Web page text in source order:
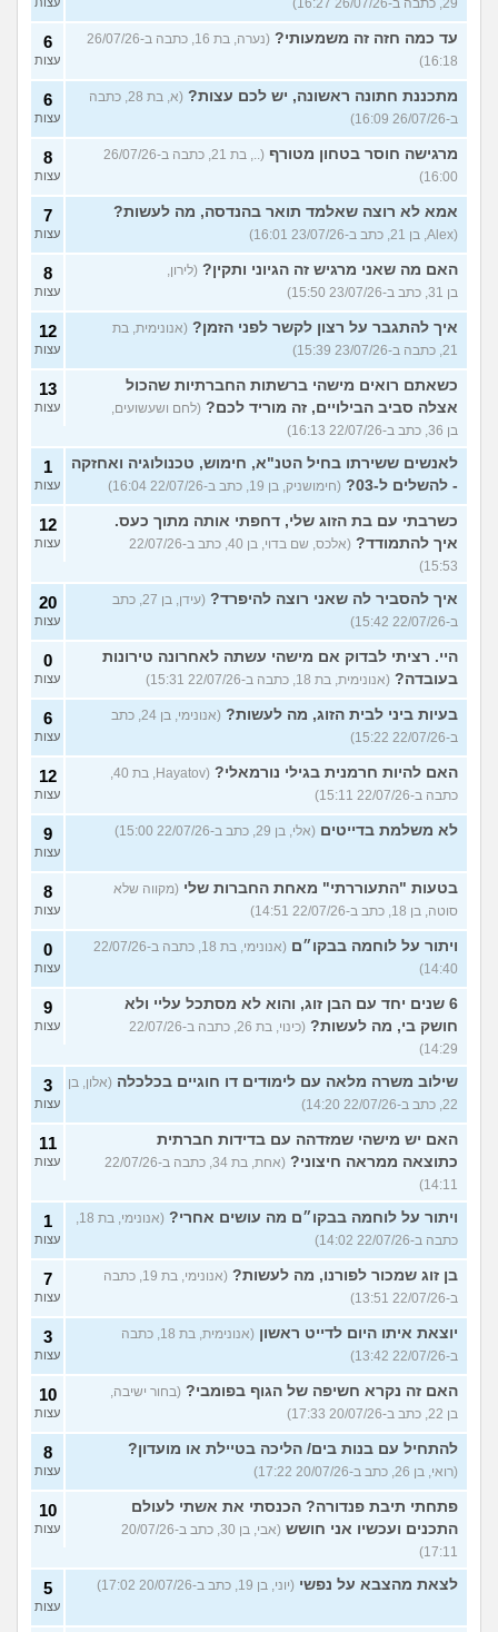
29, כתבה ב-26/07/26 16:27)
עד כמה חזה זה משמעותי?
(נערה, בת 16, כתבה ב-26/07/26
16:18)
6
עצות
מתכננת חתונה ראשונה, יש לכם עצות?
(א, בת 28, כתבה
ב-26/07/26 16:09)
6
עצות
מרגישה חוסר בטחון מטורף
(.., בת 21, כתבה ב-26/07/26
16:00)
8
עצות
אמא לא רוצה שאלמד תואר בהנדסה, מה לעשות?
(Alex, בן 21, כתב ב-23/07/26 16:01)
7
עצות
האם מה שאני מרגיש זה הגיוני ותקין? (לירון,
בן 31, כתב ב-23/07/26 15:50)
8
עצות
איך להתגבר על רצון לקשר לפני הזמן? (אנונימית, בת
21, כתבה ב-23/07/26 15:39)
12
עצות
כשאתם רואים מישהי ברשתות החברתיות שהכול
אצלה סביב הבילויים, זה מוריד לכם? (לחם ושעשועים,
בן 36, כתב ב-22/07/26 16:13)
13
עצות
לאנשים ששירתו בחיל הטנ"א, חימוש, טכנולוגיה ואחזקה
- להשלים ל-03?
(חימושניק, בן 19, כתב ב-22/07/26 16:04)
1
עצות
כשרבתי עם בת הזוג שלי, דחפתי אותה מתוך כעס.
איך להתמודד?
(אלכס, שם בדוי, בן 40, כתב ב-22/07/26
15:53)
12
עצות
איך להסביר לה שאני רוצה להיפרד?
(עידן, בן 27, כתב
ב-22/07/26 15:42)
20
עצות
היי. רציתי לבדוק אם מישהי עשתה לאחרונה טירונות
בעובדה? (אנונימית, בת 18, כתבה ב-22/07/26 15:31)
0
עצות
בעיות ביני לבית הזוג, מה לעשות?
(אנונימי, בן 24, כתב
ב-22/07/26 15:22)
6
עצות
האם להיות חרמנית בגילי נורמאלי?
(Hayatov, בת 40,
כתבה ב-22/07/26 15:11)
12
עצות
לא משלמת בדייטים (אלי, בן 29, כתב ב-22/07/26 15:00) 9
עצות
בטעות "התעוררתי" מאחת החברות שלי (מקווה שלא
סוטה, בן 18, כתב ב-22/07/26 14:51)
8
עצות
ויתור על לוחמה בבקו״ם
(אנונימי, בת 18, כתבה ב-22/07/26
14:40)
0
עצות
6 שנים יחד עם הבן זוג, והוא לא מסתכל עליי ולא
חושק בי, מה לעשות?
(כינוי, בת 26, כתבה ב-22/07/26
14:29)
9
עצות
שילוב משרה מלאה עם לימודים דו חוגיים בכלכלה (אלון, בן
22, כתב ב-22/07/26 14:20)
3
עצות
האם יש מישהי שמזדהה עם בדידות חברתית
כתוצאה ממראה חיצוני?
(אחת, בת 34, כתבה ב-22/07/26
14:11)
11
עצות
ויתור על לוחמה בבקו״ם מה עושים אחרי?
(אנונימי, בת 18,
כתבה ב-22/07/26 14:02)
1
עצות
בן זוג שמכור לפורנו, מה לעשות?
(אנונימי, בת 19, כתבה
ב-22/07/26 13:51)
7
עצות
יוצאת איתו היום לדייט ראשון
(אנונימית, בת 18, כתבה
ב-22/07/26 13:42)
3
עצות
האם זה נקרא חשיפה של הגוף בפומבי? (בחור ישיבה,
בן 22, כתב ב-20/07/26 17:33)
10
עצות
להתחיל עם בנות בים/ הליכה בטיילת או מועדון?
(רואי, בן 26, כתב ב-20/07/26 17:22)
8
עצות
פתחתי תיבת פנדורה? הכנסתי את אשתי לעולם
התכנים ועכשיו אני חושש
(אבי, בן 30, כתב ב-20/07/26
17:11)
10
עצות
לצאת מהצבא על נפשי (יוני, בן 19, כתב ב-20/07/26 17:02) 5
עצות